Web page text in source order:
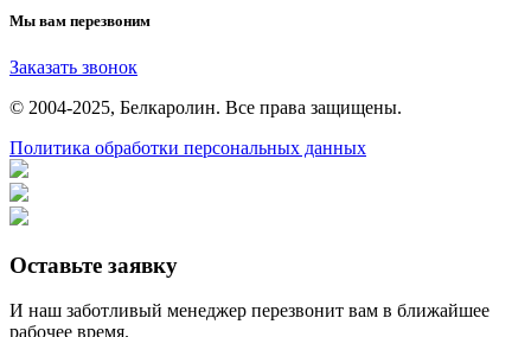
Мы вам перезвоним
Заказать звонок
© 2004-2025, Белкаролин. Все права защищены.
Политика обработки персональных данных
Оставьте заявку
И наш заботливый менеджер перезвонит вам в ближайшее
рабочее время.